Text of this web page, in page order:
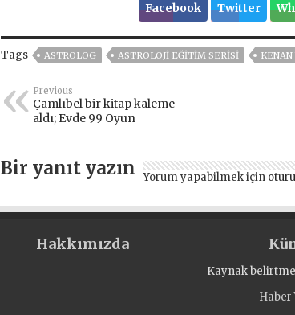
Facebook Twitter
Tags ASTROLOG ASTROLOJI EĞITIM SERISI
Previous
Çamlıbel bir kitap kaleme
aldı; Evde 99 Oyun
Bir yanıt yazın Yorum yapabilmek için
Hakkımızda
Kaynak
Haber